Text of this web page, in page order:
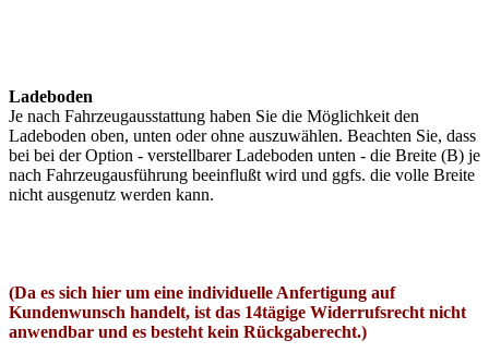
Ladeboden
Je nach Fahrzeugausstattung haben Sie die Möglichkeit den
Ladeboden oben, unten oder ohne auszuwählen. Beachten Sie, dass
bei bei der Option - verstellbarer Ladeboden unten - die Breite (B) je
nach Fahrzeugausführung beeinflußt wird und ggfs. die volle Breite
nicht ausgenutz werden kann.
(Da es sich hier um eine individuelle Anfertigung auf
Kundenwunsch handelt, ist das 14tägige Widerrufsrecht nicht
anwendbar und es besteht kein Rückgaberecht.)